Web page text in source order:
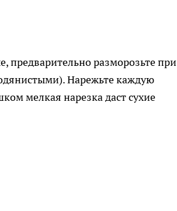
предварительно разморозьте при
Нарежьте каждую
мелкая нарезка даст сухие